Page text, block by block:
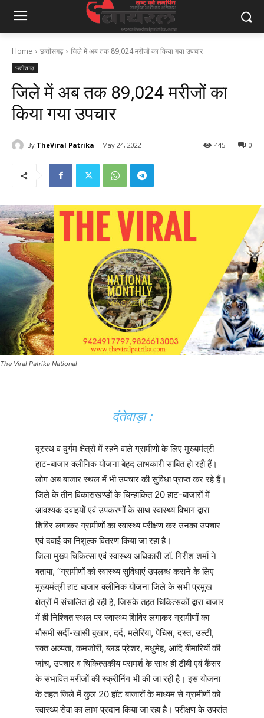
Home छत्तीसगढ़ जिले में अब तक 89,024 मरीजों का किया गया उपचार
छत्तीसगढ़
जिले में अब तक 89,024 मरीजों का
किया गया उपचार
By TheViral Patrika May 24, 2022 0
445
The Viral Patrika National
दंतेवाड़ा:
दूरस्थ व दुर्गम क्षेत्रों में रहने वाले ग्रामीणों के लिए मुख्यमंत्री
हाट-बाजार क्लीनिक योजना बेहद लाभकारी साबित हो रही हैं।
लोग अब बाजार स्थल में भी उपचार की सुविधा प्राप्त कर रहे हैं।
जिले के तीन विकासखण्डों के चिन्हांकित 20 हाट-बाजारों में
आवश्यक दवाइयों एवं उपकरणों के साथ स्वास्थ्य विभाग द्वारा
शिविर लगाकर ग्रामीणों का स्वास्थ्य परीक्षण कर उनका उपचार
एवं दवाई का निशुल्क वितरण किया जा रहा है।
जिला मुख्य चिकित्सा एवं स्वास्थ्य अधिकारी डॉ. गिरीश शर्मा ने
बताया, “ग्रामीणों को स्वास्थ्य सुविधाएं उपलब्ध कराने के लिए
मुख्यमंत्री हाट बाजार क्लीनिक योजना जिले के सभी प्रमुख
क्षेत्रों में संचालित हो रही है, जिसके तहत चिकित्सकों द्वारा बाजार
में ही निश्चित स्थल पर स्वास्थ्य शिविर लगाकर ग्रामीणों का
मौसमी सर्दी-खांसी बुखार, दर्द, मलेरिया, पेचिस, दस्त, उल्टी,
रक्त अल्पता, कमजोरी, ब्लड प्रेशर, मधुमेह, आदि बीमारियों की
जांच, उपचार व चिकित्सकीय परामर्श के साथ ही टीबी एवं कैंसर
के संभावित मरीजों की स्क्रीनिंग भी की जा रही है। इस योजना
के तहत जिले में कुल 20 हॉट बाजारों के माध्यम से ग्रामीणों को
स्वास्थ्य सेवा का लाभ प्रदान किया जा रहा है। परीक्षण के उपरांत